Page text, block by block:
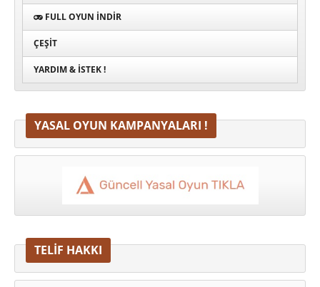
FULL OYUN İNDIR
ÇEŞIT
YARDIM & İSTEK !
YASAL OYUN KAMPANYALARI !
TELİF HAKKI